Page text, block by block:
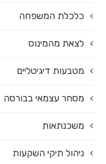
כלכלת המשפחה
לצאת מהמינוס
מטבעות דיגיטליים
מסחר עצמאי בבורסה
משכנתאות
ניהול תיקי השקעות